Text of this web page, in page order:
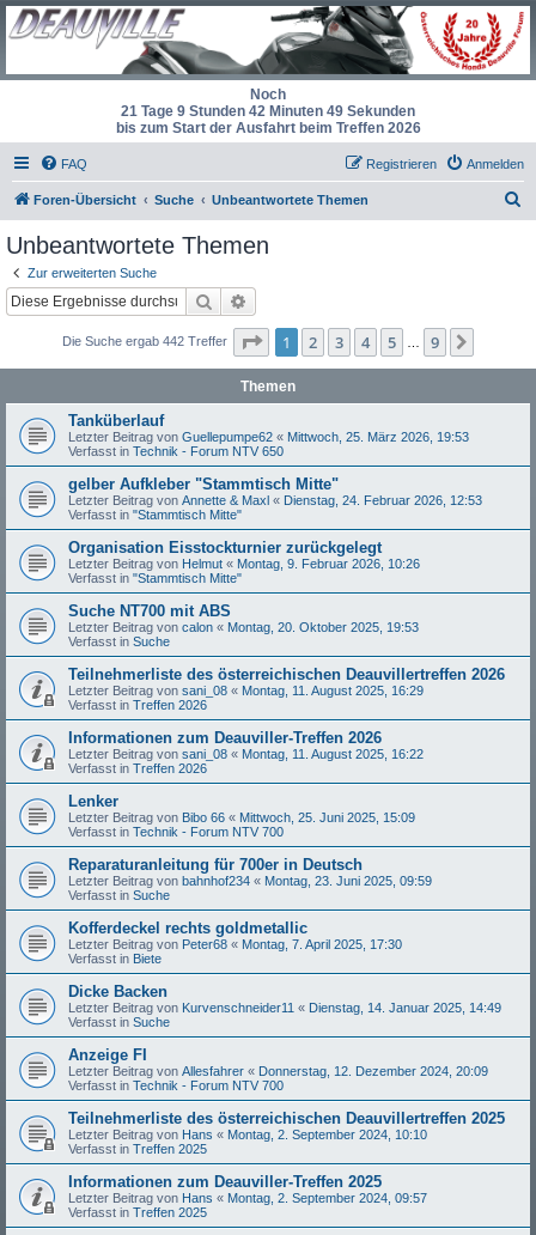
Noch
21 Tage 9 Stunden 42 Minuten 48 Sekunden
bis zum Start der Ausfahrt beim Treffen 2026
FAQ Anmelden
Registrieren
Foren-Übersicht Suche Unbeantwortete Themen
Unbeantwortete Themen
Zur erweiterten Suche
Suche
Die Suche ergab 442 Treffer Seite 1von
1 2 3 4 5 … 9
Themen
Tanküberlauf
Letzter Beitrag von Guellepumpe62 « Mittwoch, 25. März 2026, 19:53
Verfasst in Technik - Forum NTV 650
gelber Aufkleber "Stammtisch Mitte"
Letzter Beitrag von Annette & Maxl « Dienstag, 24. Februar 2026, 12:53
Verfasst in "Stammtisch Mitte"
Organisation Eisstockturnier zurückgelegt
Letzter Beitrag von Helmut « Montag, 9. Februar 2026, 10:26
Verfasst in "Stammtisch Mitte"
Suche NT700 mit ABS
Letzter Beitrag von calon « Montag, 20. Oktober 2025, 19:53
Verfasst in Suche
Teilnehmerliste des österreichischen Deauvillertreffen 2026
Letzter Beitrag von sani_08 « Montag, 11. August 2025, 16:29
Verfasst in Treffen 2026
Informationen zum Deauviller-Treffen 2026
Letzter Beitrag von sani_08 « Montag, 11. August 2025, 16:22
Verfasst in Treffen 2026
Lenker
Letzter Beitrag von Bibo 66 « Mittwoch, 25. Juni 2025, 15:09
Verfasst in Technik - Forum NTV 700
Reparaturanleitung für 700er in Deutsch
Letzter Beitrag von bahnhof234 « Montag, 23. Juni 2025, 09:59
Verfasst in Suche
Kofferdeckel rechts goldmetallic
Letzter Beitrag von Peter68 « Montag, 7. April 2025, 17:30
Verfasst in Biete
Dicke Backen
Letzter Beitrag von Kurvenschneider11 « Dienstag, 14. Januar 2025, 14:49
Verfasst in Suche
Anzeige FI
Letzter Beitrag von Allesfahrer « Donnerstag, 12. Dezember 2024, 20:09
Verfasst in Technik - Forum NTV 700
Teilnehmerliste des österreichischen Deauvillertreffen 2025
Letzter Beitrag von Hans « Montag, 2. September 2024, 10:10
Verfasst in Treffen 2025
Informationen zum Deauviller-Treffen 2025
Letzter Beitrag von Hans « Montag, 2. September 2024, 09:57
Verfasst in Treffen 2025